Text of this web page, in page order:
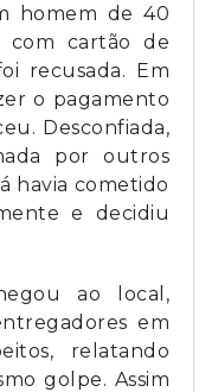
homem de 40
com cartão de
recusada. Em
o pagamento
Desconfiada,
por outros
havia cometido
e decidiu
ao local,
em
relatando
golpe. Assim